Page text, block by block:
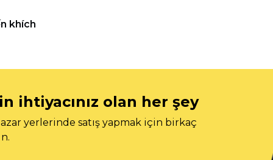
khích
ihtiyacınız olan her şey
yerlerinde satış yapmak için birkaç